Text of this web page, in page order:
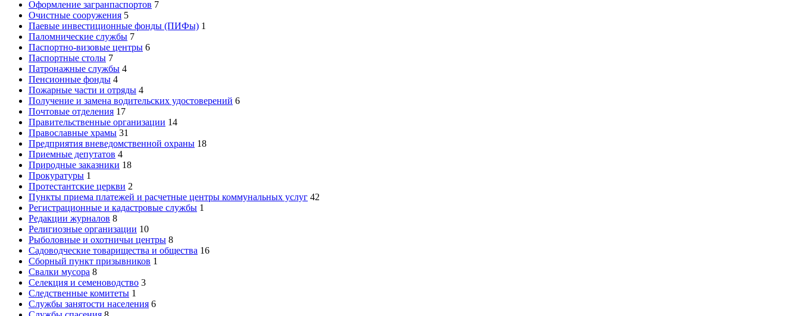
Оформление загранпаспортов 7
Очистные сооружения 5
Паевые инвестиционные фонды (ПИФы) 1
Паломнические службы 7
Паспортно-визовые центры 6
Паспортные столы 7
Патронажные службы 4
Пенсионные фонды 4
Пожарные части и отряды 4
Получение и замена водительских удостоверений 6
Почтовые отделения 17
Правительственные организации 14
Православные храмы 31
Предприятия вневедомственной охраны 18
Приемные депутатов 4
Природные заказники 18
Прокуратуры 1
Протестантские церкви 2
Пункты приема платежей и расчетные центры коммунальных услуг 42
Регистрационные и кадастровые службы 1
Редакции журналов 8
Религиозные организации 10
Рыболовные и охотничьи центры 8
Садоводческие товарищества и общества 16
Сборный пункт призывников 1
Свалки мусора 8
Селекция и семеноводство 3
Следственные комитеты 1
Службы занятости населения 6